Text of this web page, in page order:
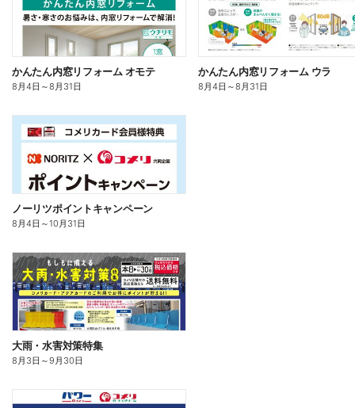
かんたん内窓リフォーム オモテ
8月4日 ～8月31日
かんたん内窓リフォーム ウラ
8月4日 ～8月31日
ノーリツポイントキャンペーン
8月4日 ～10月31日
大雨・水害対策特集
8月3日 ～9月30日